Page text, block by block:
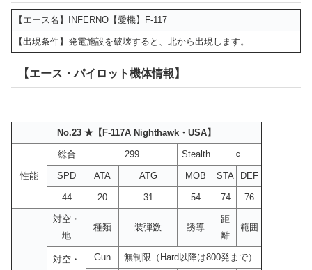
【エース名】INFERNO【愛機】F-117
【出現条件】発電施設を破壊すると、北から出現します。
【エース・パイロット機体情報】
No.23 ★【F-117A Nighthawk・USA】
性能
総合 299 Stealth ○
SPD ATA ATG MOB STA DEF
44 20 31 54 74 76
対空・
地
種類 装弾数 誘導
距
離
範囲
対空・
Gun 無制限（Hard以降は800発まで）